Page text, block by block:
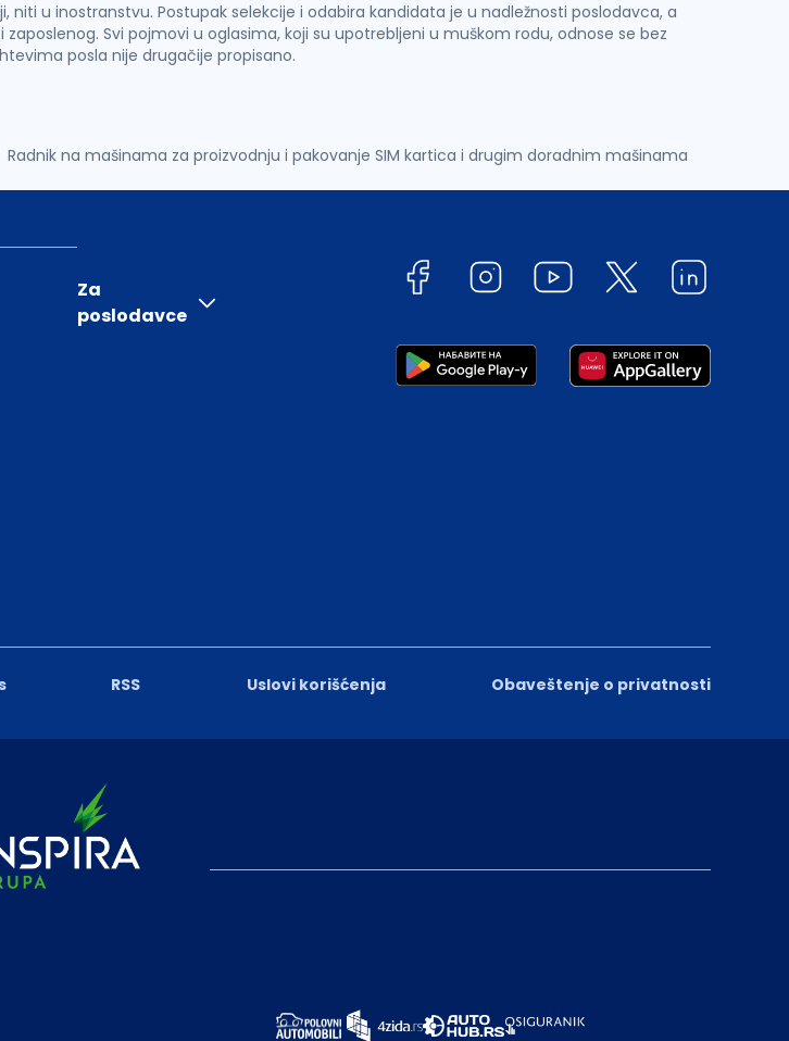
u inostranstvu. Postupak selekcije i odabira kandidata je u nadležnosti poslodavca, a
Svi pojmovi u oglasima, koji su upotrebljeni u muškom rodu, odnose se bez
posla nije drugačije propisano.
Radnik na mašinama za proizvodnju i pakovanje SIM kartica i drugim doradnim mašinama
RSS Uslovi korišćenja Obaveštenje o privatnosti
Za
poslodavce